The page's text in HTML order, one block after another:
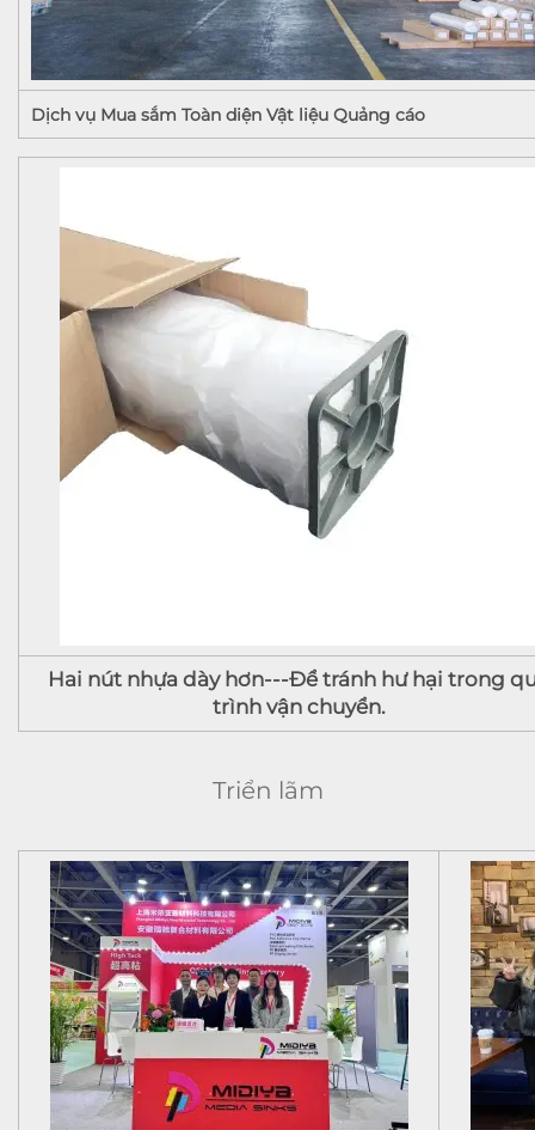
Dịch vụ Mua sắm Toàn diện Vật liệu Quảng cáo
Hai nút nhựa dày hơn---Để tránh hư hại trong
trình vận chuyển.
Triển lãm